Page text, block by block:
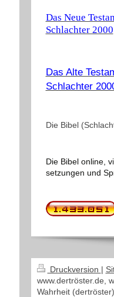
Das Neue
Schlachter 2000
Das Alte
Schlachter
Die Bibel
Die Bibel online,
setzungen und
Druckversion |
www.dertröster.de,
Wahrheit